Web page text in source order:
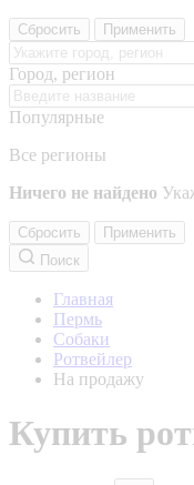
Сбросить Применить
Город, регион
Популярные
Все регионы
Ничего не найдено
Сбросить
Применить
Поиск
Главная
Пермь
Собаки
Ротвейлер
На продажу
Купить